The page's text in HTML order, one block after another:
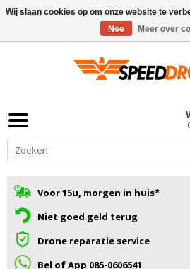
Voor 15u, morgen in huis*
Niet goed geld terug
Drone reparatie service
Bel of App 085-0606541
Wij slaan cookies op om onze website te
Nee
Meer over